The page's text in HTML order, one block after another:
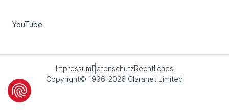
YouTube
ImpressumDatenschutzRechtliches
Copyright© 1996-2026 Claranet Limited